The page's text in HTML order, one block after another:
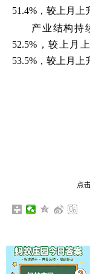
51.4%，较上月上
产业结构持
52.5%，较上月
53.5%，较上月上
点